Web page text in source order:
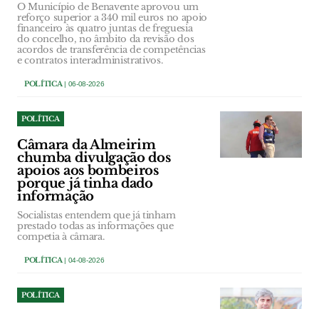
O Município de Benavente aprovou um
reforço superior a 340 mil euros no apoio
financeiro às quatro juntas de freguesia
do concelho, no âmbito da revisão dos
acordos de transferência de competências
e contratos interadministrativos.
POLÍTICA| 06-08-2026
POLÍTICA
Câmara da Almeirim
chumba divulgação dos
apoios aos bombeiros
porque já tinha dado
informação
Socialistas entendem que já tinham
prestado todas as informações que
competia à câmara.
POLÍTICA| 04-08-2026
POLÍTICA